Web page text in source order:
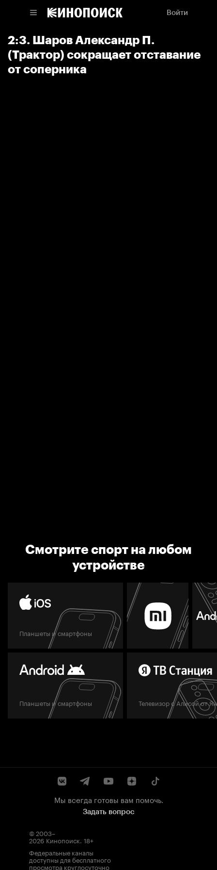
Войти
2:3. Шаров Александр П.
(Трактор) сокращает отставание
от соперника
Смотрите спорт на любом
устройстве
Планшеты и смартфоны
Планшеты и смартфоны Телевизор с Алисой от
Мы всегда готовы вам помочь.
Задать вопрос
© 2003–
2026 Кинопоиск. 18+
Федеральные каналы
доступны для бесплатного
просмотра круглосуточно